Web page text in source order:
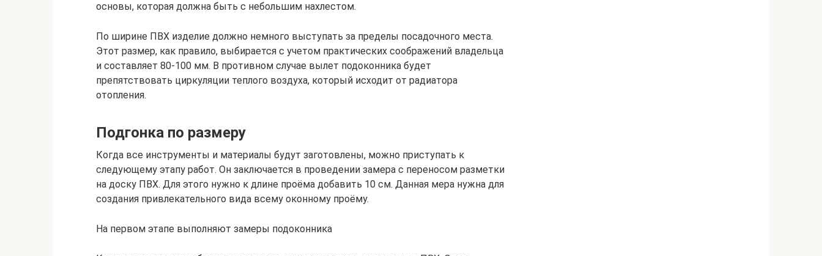
основы, которая должна быть с небольшим нахлестом.
По ширине ПВХ изделие должно немного выступать за пределы посадочного места.
Этот размер, как правило, выбирается с учетом практических соображений владельца
и составляет 80-100 мм. В противном случае вылет подоконника будет
препятствовать циркуляции теплого воздуха, который исходит от радиатора
отопления.
Подгонка по размеру
Когда все инструменты и материалы будут заготовлены, можно приступать к
следующему этапу работ. Он заключается в проведении замера с переносом разметки
на доску ПВХ. Для этого нужно к длине проёма добавить 10 см. Данная мера нужна для
создания привлекательного вида всему оконному проёму.
На первом этапе выполняют замеры подоконника